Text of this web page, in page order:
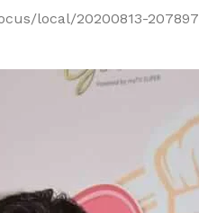
local/20200813-207897